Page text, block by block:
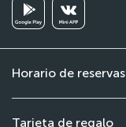
Horario de reservas
Tarjeta de regalo